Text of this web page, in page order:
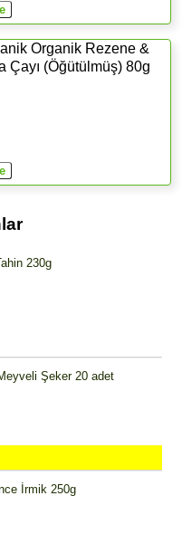
Organik Rezene &
Çayı (Öğütülmüş) 80g
230g
Şeker 20 adet
İrmik 250g